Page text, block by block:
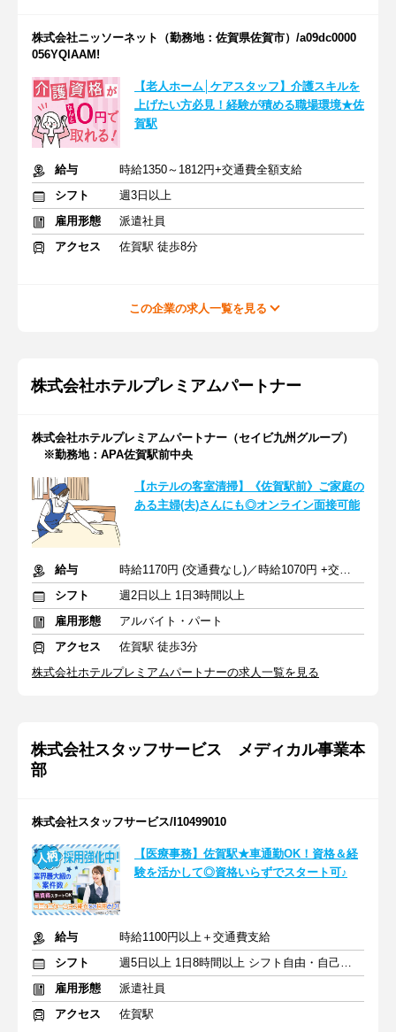
株式会社ニッソーネット（勤務地：佐賀県佐賀市）/a09dc0000
056YQlAAM!
【老人ホーム│ケアスタッフ】介護スキルを
上げたい方必見！経験が積める職場環境★佐
賀駅
給与
時給1350～1812円+交通費全額支給
シフト
週3日以上
雇用形態
派遣社員
アクセス
佐賀駅 徒歩8分
この企業の求人一覧を見る
株式会社ホテルプレミアムパートナー
株式会社ホテルプレミアムパートナー（セイビ九州グループ）
※勤務地：APA佐賀駅前中央
【ホテルの客室清掃】《佐賀駅前》ご家庭の
ある主婦(夫)さんにも◎オンライン面接可能
給与
時給1170円 (交通費なし)／時給1070円 +交通費
シフト
週2日以上 1日3時間以上
雇用形態
アルバイト・パート
アクセス
佐賀駅 徒歩3分
株式会社ホテルプレミアムパートナーの求人一覧を見る
株式会社スタッフサービス メディカル事業本
部
株式会社スタッフサービス/I10499010
【医療事務】佐賀駅★車通勤OK！資格＆経
験を活かして◎資格いらずでスタート可♪
給与
時給1100円以上＋交通費支給
シフト
週5日以上 1日8時間以上 シフト自由・自己申告
雇用形態
派遣社員
アクセス
佐賀駅